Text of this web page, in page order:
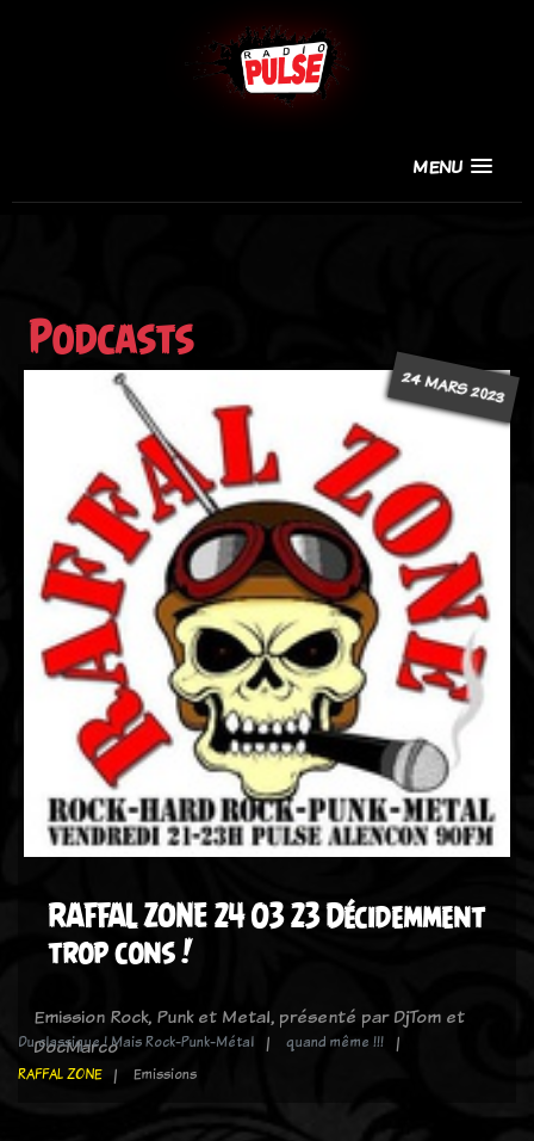
MENU
Podcasts
24 MARS 2023
RAFFAL ZONE 24 03 23 Décidemment
trop cons !
Emission Rock, Punk et Metal, présenté par DjTom et
DocMarco
Du classique ! Mais Rock-Punk-Métal
quand même !!!
RAFFAL ZONE
Emissions